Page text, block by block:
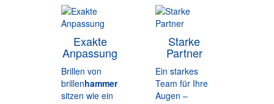
Exakte
Anpassung
Brillen von
brillenhammer
sitzen wie ein
Starke
Partner
Ein starkes
Team für Ihre
Augen –